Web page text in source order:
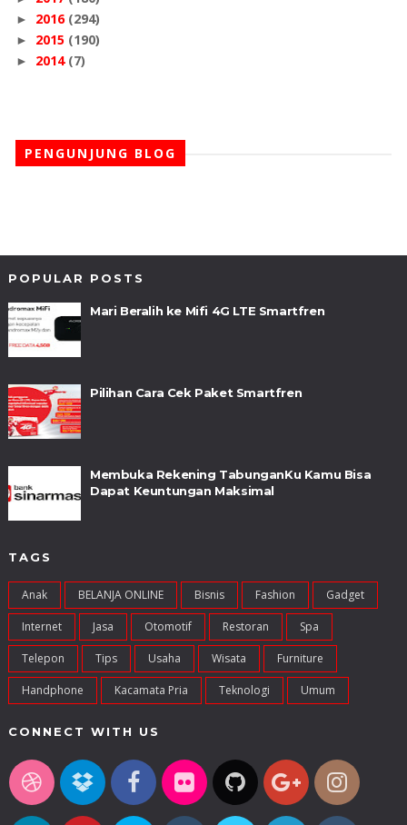
► 2016 (294)
► 2015 (190)
► 2014 (7)
PENGUNJUNG BLOG
POPULAR POSTS
Mari Beralih ke Mifi 4G LTE Smartfren
Pilihan Cara Cek Paket Smartfren
Membuka Rekening TabunganKu Kamu Bisa
Dapat Keuntungan Maksimal
TAGS
Anak BELANJA ONLINE Bisnis Fashion Gadget
Internet Jasa Otomotif Restoran Spa
Telepon Tips Usaha Wisata Furniture
Handphone Kacamata Pria Teknologi Umum
CONNECT WITH US